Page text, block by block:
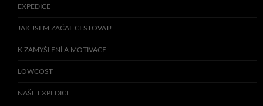
EXPEDICE
JAK JSEM ZAČAL CESTOVAT!
K ZAMYŠLENÍ A MOTIVACE
LOWCOST
NAŠE EXPEDICE